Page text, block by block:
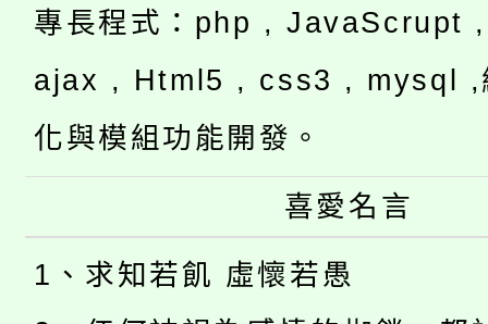
專長程式：php , JavaScrupt
ajax , Html5 , css3 , mysql ,
化與模組功能開發。
喜愛名言
1、求知若飢 虛懷若愚